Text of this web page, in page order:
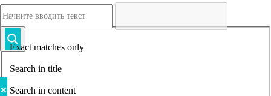
Exact matches only
Search in title
Search in content